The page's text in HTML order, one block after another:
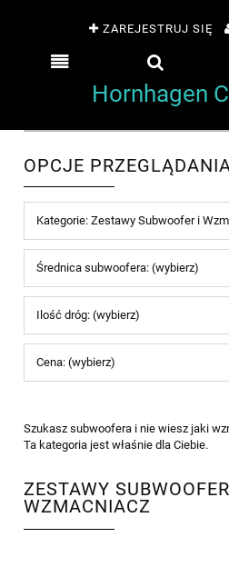
ZAREJESTRUJ SIĘ
Hornhagen
OPCJE
Kategorie: Zestawy Subwoofer i
Średnica subwoofera: (wybierz)
Ilość dróg: (wybierz)
Cena: (wybierz)
Szukasz subwoofera i nie wiesz jaki
Ta kategoria jest właśnie dla Ciebie.
ZESTAWY
WZMACNIACZ